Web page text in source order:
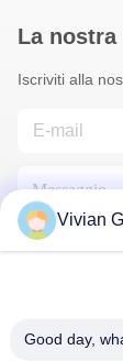
La
Iscriviti alla
Vivian
Good day,